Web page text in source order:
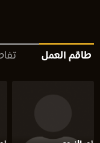
طاقم العمل